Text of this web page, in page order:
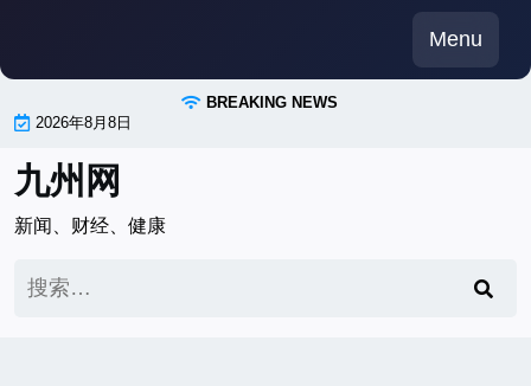
content
Menu
BREAKING NEWS
2026年8月8日
九州网
新闻、财经、健康
索：